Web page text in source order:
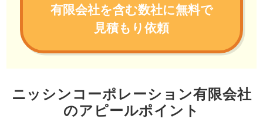
有限会社を含む数社に無料で
見積もり依頼
ニッシンコーポレーション有限会社
のアピールポイント